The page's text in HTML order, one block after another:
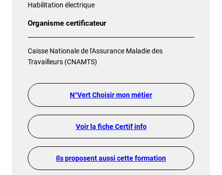
Habilitation électrique
Organisme certificateur
Caisse Nationale de l'Assurance Maladie des
Travailleurs (CNAMTS)
N°Vert Choisir mon métier
Voir la fiche Certif info
Ils proposent aussi cette formation